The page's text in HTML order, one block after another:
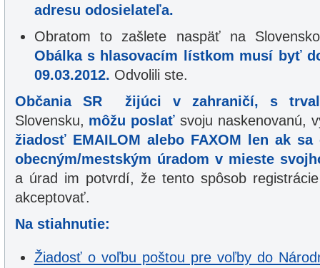
adresu odosielateľa.
Obratom to zašlete naspäť na
Obálka s hlasovacím lístkom musí byť
09.03.2012. Odvolili ste.
Občania SR žijúci v zahraničí, s
Slovensku, môžu poslať svoju naskenovanú,
žiadosť EMAILOM alebo FAXOM
len ak sa
obecným/mestským úradom v mieste
a úrad im potvrdí, že tento spôsob
akceptovať.
Na stiahnutie:
Žiadosť o voľbu poštou pre voľby do